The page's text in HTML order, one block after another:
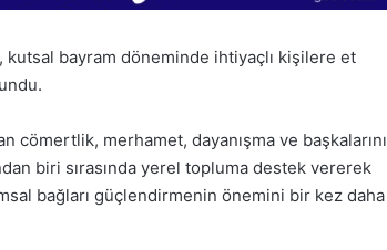
kutsal bayram döneminde ihtiyaçlı kişilere et
cömertlik, merhamet, dayanışma ve başkalarını
biri sırasında yerel topluma destek vererek
bağları güçlendirmenin önemini bir kez daha